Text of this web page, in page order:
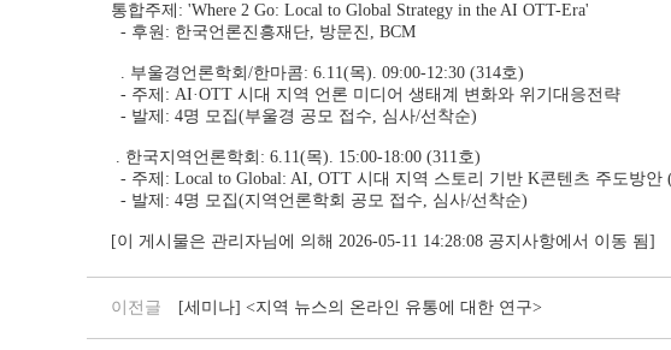
통합주제: 'Where 2 Go: Local to Global Strategy in the AI OTT-Era'
- 후원: 한국언론진흥재단, 방문진, BCM
. 부울경언론학회/한마콤: 6.11(목). 09:00-12:30 (314호)
- 주제: AI·OTT 시대 지역 언론 미디어 생태계 변화와 위기대응전략
- 발제: 4명 모집(부울경 공모 접수, 심사/선착순)
. 한국지역언론학회: 6.11(목). 15:00-18:00 (311호)
- 주제: Local to Global: AI, OTT 시대 지역 스토리 기반 K콘텐츠 주도방안
- 발제: 4명 모집(지역언론학회 공모 접수, 심사/선착순)
[이 게시물은 관리자님에 의해 2026-05-11 14:28:08 공지사항에서 이동 됨]
이전글 [세미나] <지역 뉴스의 온라인 유통에 대한 연구>